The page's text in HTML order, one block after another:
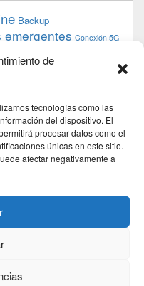
de
tecnologías como las
del dispositivo. El
procesar datos como el
únicas en este sitio.
afectar negativamente a
Backup
Conexión 5G
web
iphone
raspberrypi
torrent
Windows
Themes